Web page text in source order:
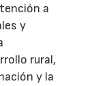
a
y
rural,
y la